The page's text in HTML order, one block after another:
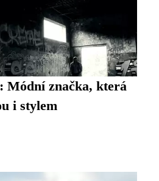
Módní značka, která
i stylem